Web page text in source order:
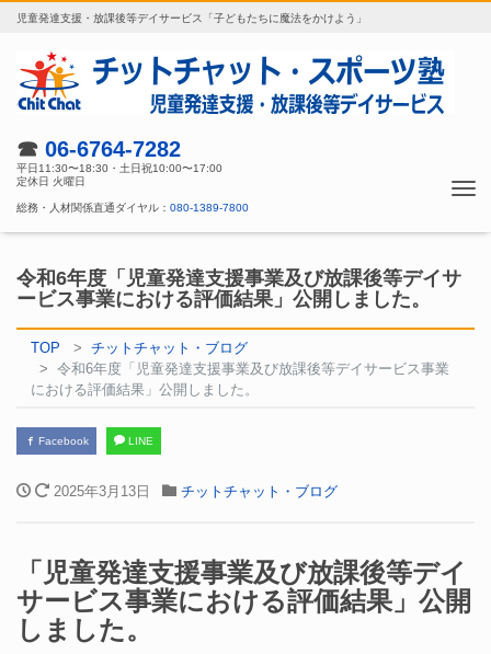
児童発達支援・放課後等デイサービス「子どもたちに魔法をかけよう」
☎ 06-6764-7282
平日11:30〜18:30・土日祝10:00〜17:00
定休日 火曜日
総務・人材関係直通ダイヤル： 080-1389-7800
令和6年度「児童発達支援事業及び放課後等デイサ
ービス事業における評価結果」公開しました。
TOP
チットチャット・ブログ
令和6年度「児童発達支援事業及び放課後等デイサービス事業
における評価結果」公開しました。
Facebook LINE
2025年3月13日 チットチャット・ブログ
「児童発達支援事業及び放課後等デイ
サービス事業における評価結果」公開
しました。